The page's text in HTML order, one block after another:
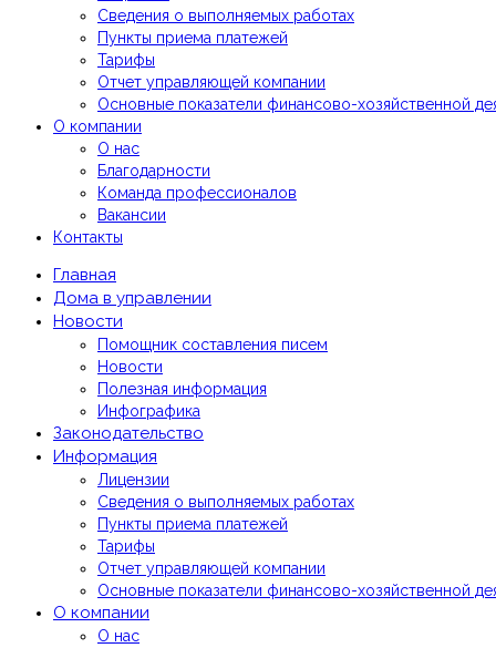
Сведения о выполняемых работах
Пункты приема платежей
Тарифы
Отчет управляющей компании
Основные показатели финансово-хозяйственной
О компании
О нас
Благодарности
Команда профессионалов
Вакансии
Контакты
Главная
Дома в управлении
Новости
Помощник составления писем
Новости
Полезная информация
Инфографика
Законодательство
Информация
Лицензии
Сведения о выполняемых работах
Пункты приема платежей
Тарифы
Отчет управляющей компании
Основные показатели финансово-хозяйственной
О компании
О нас